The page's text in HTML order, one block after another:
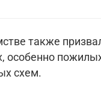
также
особенно
схем.